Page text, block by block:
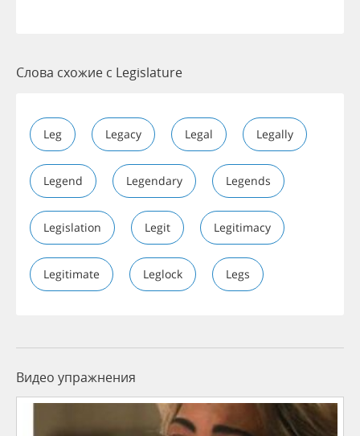
Слова схожие с Legislature
Leg Legacy Legal Legally
Legend Legendary Legends
Legislation Legit Legitimacy
Legitimate Leglock Legs
Видео упражнения